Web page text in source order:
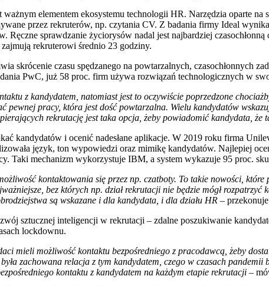
elementem ekosystemu technologii HR. Narzędzia oparte
przez rekruterów, np. czytania CV. Z badania firmy Ideal
Ręczne sprawdzanie życiorysów nadal jest najbardziej
rekruterowi średnio 23 godziny.
skrócenie czasu spędzanego na powtarzalnych,
PwC, już 58 proc. firm używa rozwiązań technologicznych w
z kandydatem, natomiast jest to oczywiście poprzedzone
pewnej pracy, która jest dość powtarzalna. Wielu kandydatów
rekrutację jest taka opcja, żeby powiadomić kandydata, że
kandydatów i ocenić nadesłane aplikacje. W 2019 roku firma
język, ton wypowiedzi oraz mimikę kandydatów. Najlepiej
Taki mechanizm wykorzystuje IBM, a system wykazuje 95 proc.
kontaktowania się przez np. czatboty. To takie nowości,
bez których np. dział rekrutacji nie będzie mógł
są wskazane i dla kandydata, i dla działu HR –
sztucznej inteligencji w rekrutacji – zdalne poszukiwanie
lockdownu.
mieli możliwość kontaktu bezpośredniego z pracodawcą, żeby
zachowana relacja z tym kandydatem, czego w czasach
kontaktu z kandydatem na każdym etapie rekrutacji –